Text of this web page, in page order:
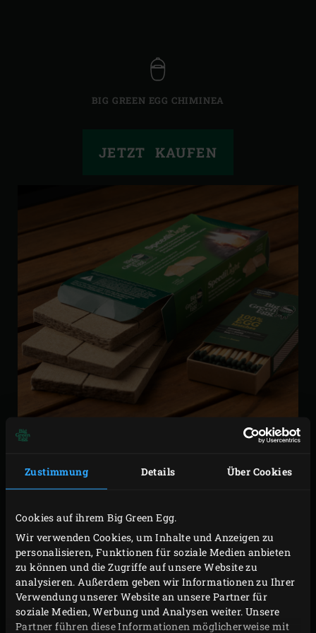
Zustimmung Details Über Cookies
Cookies auf ihrem Big Green Egg.
Wir verwenden Cookies, um Inhalte und Anzeigen zu
personalisieren, Funktionen für soziale Medien anbieten
zu können und die Zugriffe auf unsere Website zu
analysieren. Außerdem geben wir Informationen zu Ihrer
Verwendung unserer Website an unsere Partner für
soziale Medien, Werbung und Analysen weiter. Unsere
Partner führen diese Informationen möglicherweise mit
BIG GREEN EGG CHIMINEA
JETZT KAUFEN
Mit den Anzündwü
im Big Green Egg sicher anzünden – ganz ohne
Anz ündflüssigkeit oder chemische Zusä tze. Die
Anzündwürfel bestehen aus gepressten Holzfasern, so
dass weder (schwarzer) Rauch noch unangenehmer
Petroleumgeruch entsteht.